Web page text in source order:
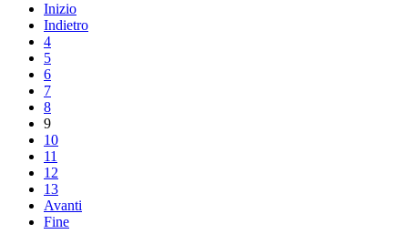
Inizio
Indietro
4
5
6
7
8
9
10
11
12
13
Avanti
Fine